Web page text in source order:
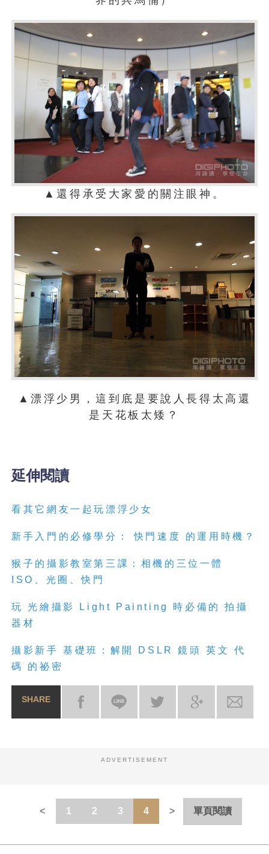
▲還得承受大家愛的關注眼神。
▲漂浮少男，這到底是要說人長得太高還
是天花板太矮？
延伸閱讀
看其它網友一起玩漂浮少女
新手入門的必修學分： 快門速度 的運用時機？
猴子的攝影教室第三課：相機的三位一體
ISO、光圈、快門
玩 光繪攝影 Light Painting 時必備的 拍攝
器材
攝影新手 基礎班：解開 DSLR 鏡頭 英文 代
碼 的祕密
SHARE
ADVERTISEMENT
1 2 3 4 單頁閱讀